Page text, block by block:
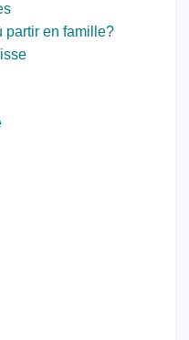
partir en famille?